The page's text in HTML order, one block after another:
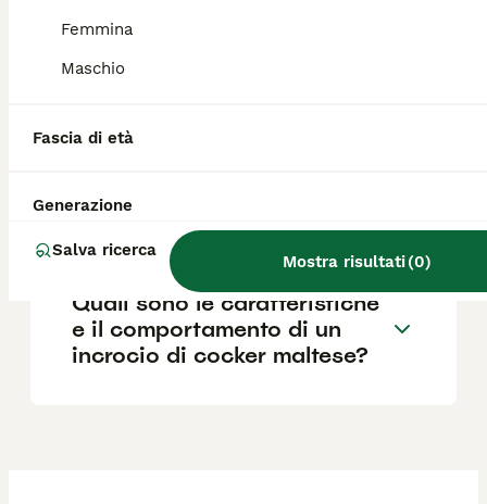
Femmina
Maschio
Fascia di età
Generazione
Salva ricerca
Mostra risultati(0)
controlli sanitari per garantire la salute del
Che incrocio è il Cockapoo?
Quanto vive un Cockapoo?
Quali sono le caratteristiche
e il comportamento di un
incrocio di cocker maltese?